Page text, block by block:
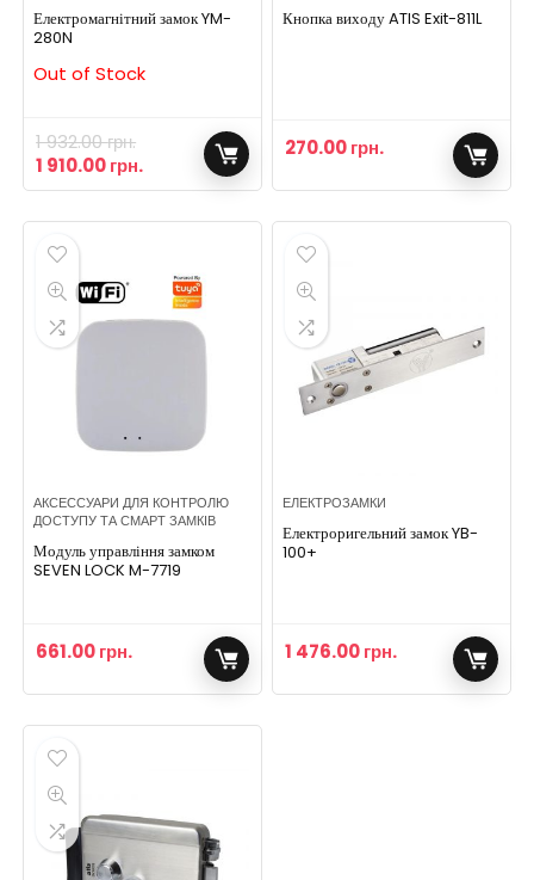
Електромагнітний замок YM-
280N
Out of Stock
1 932.00грн.
1 910.00грн.
Кнопка виходу ATIS Exit-811L
270.00грн.
АКСЕССУАРИ ДЛЯ КОНТРОЛЮ
ДОСТУПУ ТА СМАРТ ЗАМКІВ
Модуль управління замком
SEVEN LOCK M-7719
661.00грн.
ЕЛЕКТРОЗАМКИ
Електроригельний замок YB-
100+
1 476.00грн.